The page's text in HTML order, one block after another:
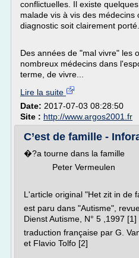
conflictuelles. Il existe
malade vis à vis des médecins
diagnostic soit clairement porté.
Des années de "mal vivre" les
nombreux médecins dans
terme, de vivre...
Lire la suite
Date: 2017-07-03 08:28:50
Site : http://www.argos2001.fr
C’est de famille -
�?a tourne dans la famille
Peter Vermeulen
L'article original "Het zit in de
est paru dans "Autisme",
Dienst Autisme, N° 5 ,1997 [1]
traduction française par G.
et Flavio Tolfo [2]